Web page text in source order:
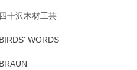
四十沢木材工芸
BIRDS' WORDS
BRAUN